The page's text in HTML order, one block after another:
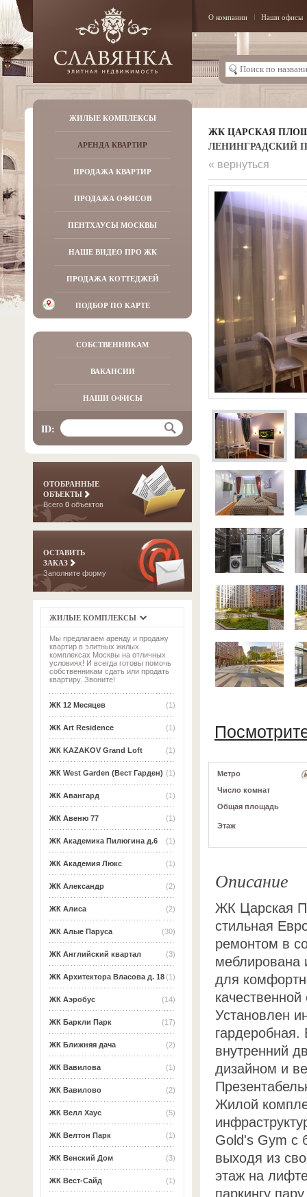
О компании Наши офисы
ЖИЛЫЕ КОМПЛЕКСЫ
АРЕНДА КВАРТИР
ПРОДАЖА КВАРТИР
ПРОДАЖА ОФИСОВ
ПЕНТХАУСЫ МОСКВЫ
НАШЕ ВИДЕО ПРО ЖК
ПРОДАЖА КОТТЕДЖЕЙ
ПОДБОР ПО КАРТЕ
СОБСТВЕННИКАМ
ВАКАНСИИ
НАШИ ОФИСЫ
ID:
ОТОБРАННЫЕ
ОБЪЕКТЫ
Всего 0 объектов
ОСТАВИТЬ
ЗАКАЗ
Заполните форму
ЖИЛЫЕ КОМПЛЕКСЫ
Мы предлагаем аренду и продажу
квартир в элитных жилых
комплексах Москвы на отличных
условиях! И всегда готовы помочь
собственникам сдать или продать
квартиру. Звоните!
(1)
ЖК 12 Месяцев
(1)
ЖК Art Residence
(1)
ЖК KAZAKOV Grand Loft
(1)
ЖК West Garden (Вест Гарден)
(1)
ЖК Авангард
(1)
ЖК Авеню 77
(1)
ЖК Академика Пилюгина д.6
(1)
ЖК Академия Люкс
(2)
ЖК Александр
(2)
ЖК Алиса
(30)
ЖК Алые Паруса
(3)
ЖК Английский квартал
(1)
ЖК Архитектора Власова д. 18
(14)
ЖК Аэробус
(17)
ЖК Баркли Парк
(2)
ЖК Ближняя дача
(1)
ЖК Вавилова
(2)
ЖК Вавилово
(5)
ЖК Велл Хаус
(1)
ЖК Велтон Парк
(3)
ЖК Венский Дом
(1)
ЖК Вест-Сайд
ЖК ЦАРСКАЯ
ЛЕНИНГРАДСКИЙ
« вернуться
Метро
Число комнат
Общая площадь
Этаж
Описание
ЖК Царская
стильная
ремонтом в
меблирована
для
Установлен
внутренний
дизайном и
Жилой
Gold's Gym с
выходя из
этаж на
паркингу